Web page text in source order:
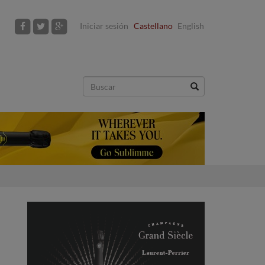
Iniciar sesión Castellano English